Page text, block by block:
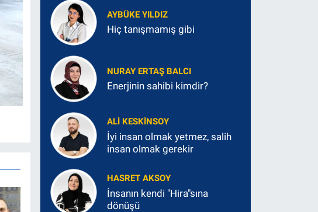
AYBÜKE YILDIZ
Hiç tanışmamış gibi
NURAY ERTAŞ BALCI
Enerjinin sahibi kimdir?
ALI KESKINSOY
İyi insan olmak yetmez, salih
insan olmak gerekir
HASRET AKSOY
İnsanın kendi "Hira"sına
dönüşü